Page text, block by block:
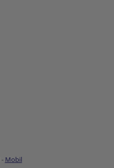
- Mobil